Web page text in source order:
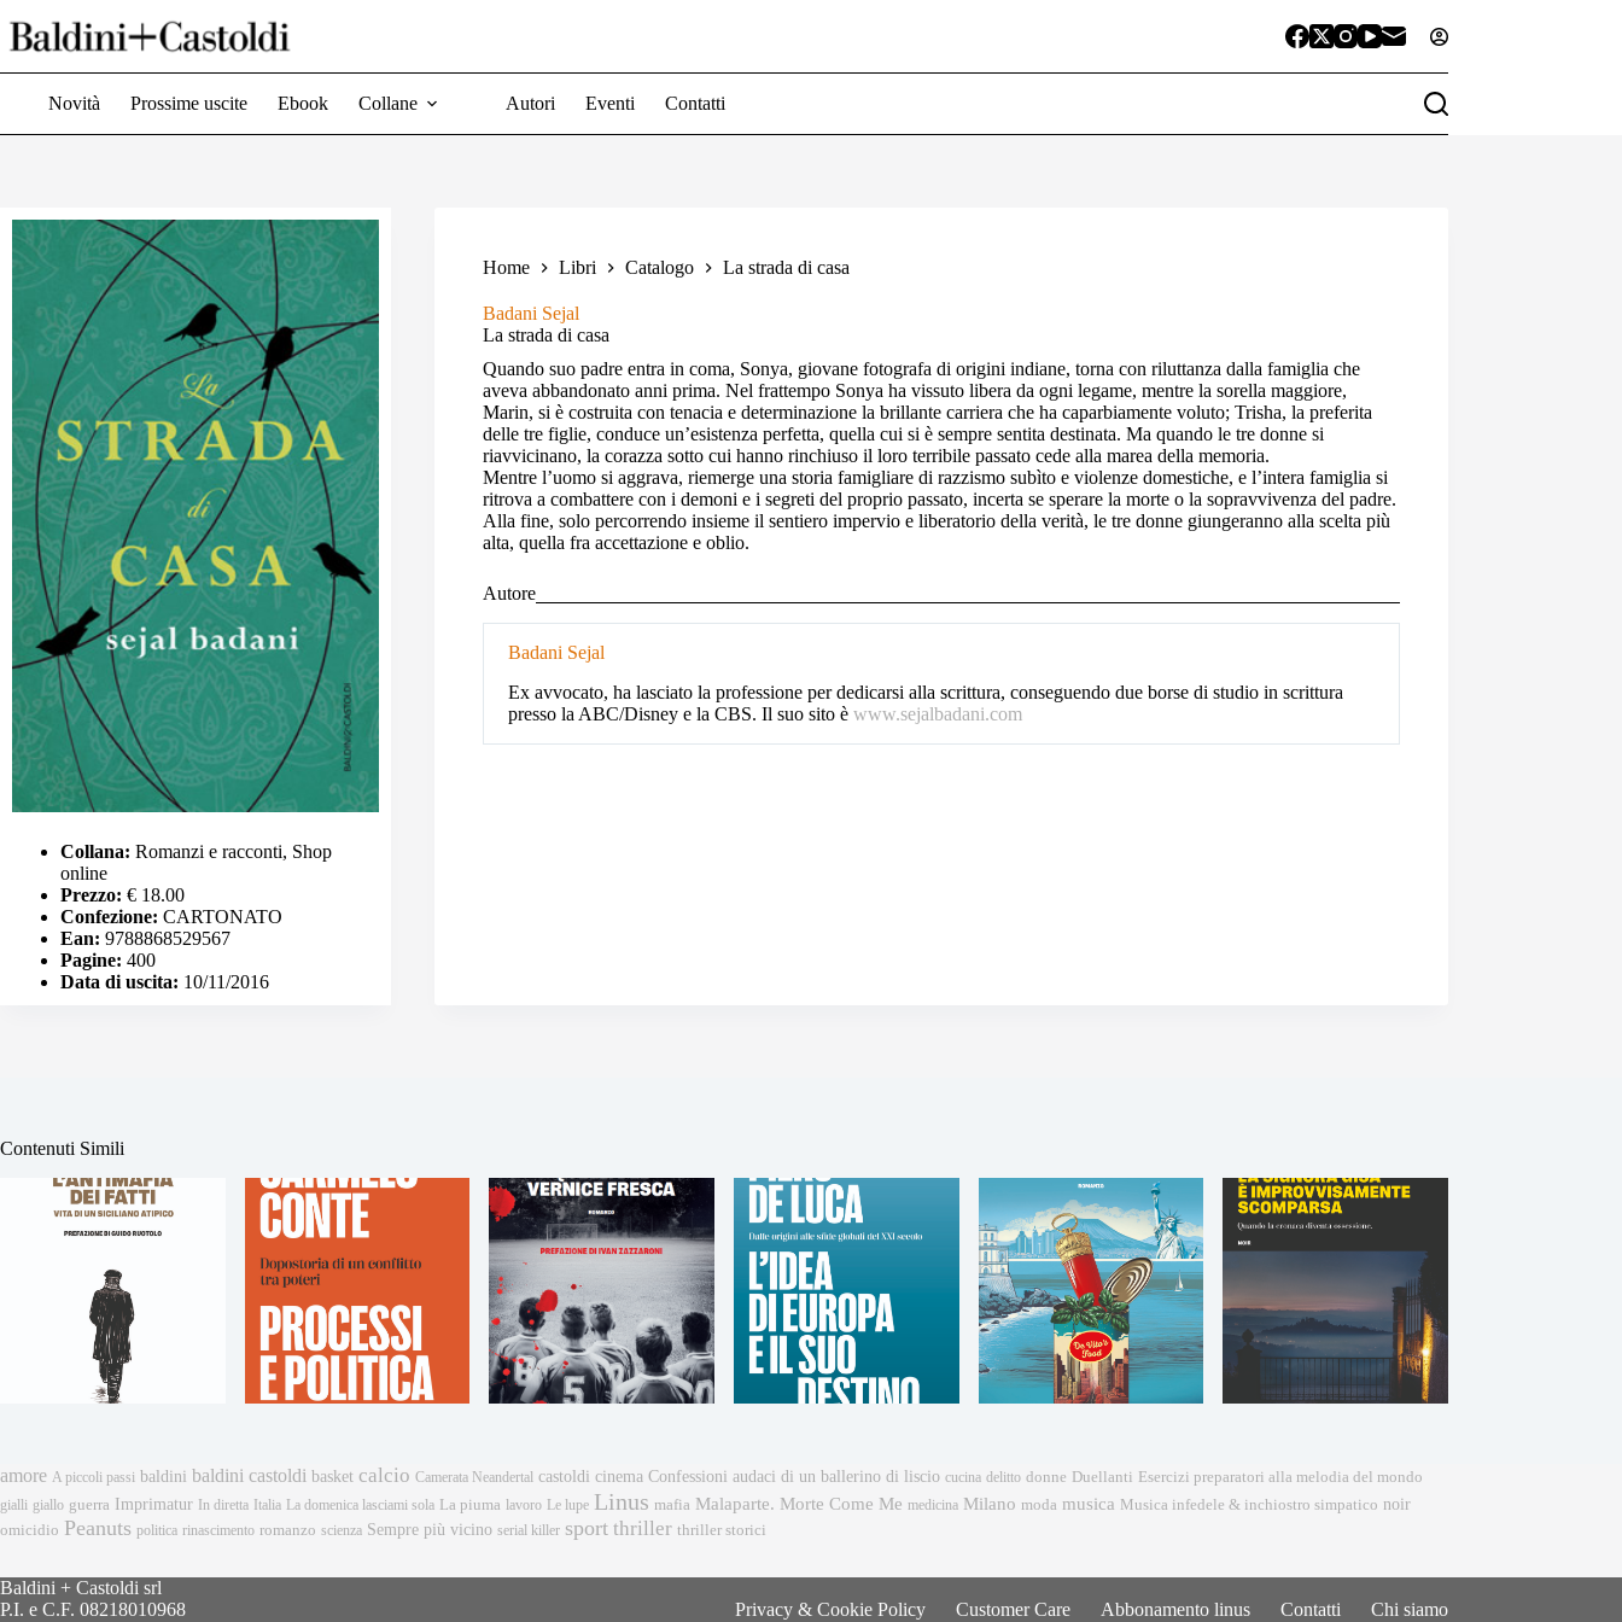
al
contenuto
Novità Prossime uscite Ebook Collane Autori Eventi Contatti
Home Libri Catalogo La strada di casa
Badani Sejal
La strada di casa
Quando suo padre entra in coma, Sonya, giovane fotografa di origini indiane, torna con riluttanza dalla famiglia che
aveva abbandonato anni prima. Nel frattempo Sonya ha vissuto libera da ogni legame, mentre la sorella maggiore,
Marin, si è costruita con tenacia e determinazione la brillante carriera che ha caparbiamente voluto; Trisha, la preferita
delle tre figlie, conduce un’esistenza perfetta, quella cui si è sempre sentita destinata. Ma quando le tre donne si
riavvicinano, la corazza sotto cui hanno rinchiuso il loro terribile passato cede alla marea della memoria.
Mentre l’uomo si aggrava, riemerge una storia famigliare di razzismo subìto e violenze domestiche, e l’intera famiglia si
ritrova a combattere con i demoni e i segreti del proprio passato, incerta se sperare la morte o la sopravvivenza del padre.
Alla fine, solo percorrendo insieme il sentiero impervio e liberatorio della verità, le tre donne giungeranno alla scelta più
alta, quella fra accettazione e oblio.
Autore
Badani Sejal
Ex avvocato, ha lasciato la professione per dedicarsi alla scrittura, conseguendo due borse di studio in scrittura
presso la ABC/Disney e la CBS. Il suo sito è www.sejalbadani.com
Collana: Romanzi e racconti, Shop
online
Prezzo: € 18.00
Confezione: CARTONATO
Ean: 9788868529567
Pagine: 400
Data di uscita: 10/11/2016
Contenuti Simili
amore A piccoli passi baldini baldini castoldi basket calcio Camerata Neandertal castoldi cinema Confessioni audaci di un ballerino di liscio cucina delitto donne Duellanti Esercizi preparatori alla melodia del mondo
gialli giallo guerra Imprimatur In diretta Italia La domenica lasciami sola La piuma lavoro Le lupe Linus mafia Malaparte. Morte Come Me medicina Milano moda musica Musica infedele & inchiostro simpatico noir
omicidio Peanuts politica rinascimento romanzo scienza Sempre più vicino serial killer sport thriller thriller storici
Baldini + Castoldi srl
P.I. e C.F. 08218010968
Privacy & Cookie Policy Customer Care Abbonamento linus Contatti Chi siamo